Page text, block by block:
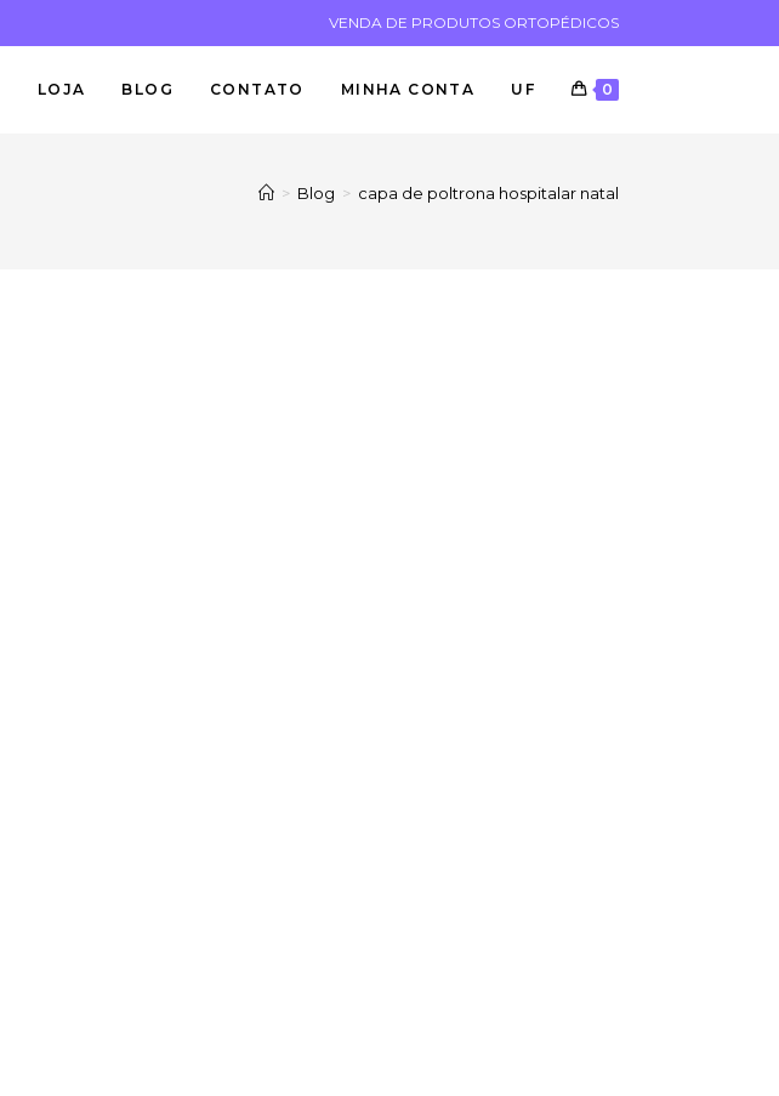
VENDA DE PRODUTOS ORTOPÉDICOS
LOJA BLOG CONTATO MINHA CONTA UF 0
> Blog > capa de poltrona hospitalar natal